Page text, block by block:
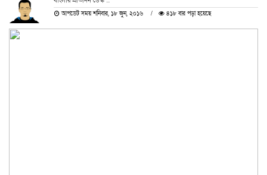
আপডেট সময় শনিবার, ১৮ জুন, ২০১৬ ৪১৮ বার পড়া হয়েছে